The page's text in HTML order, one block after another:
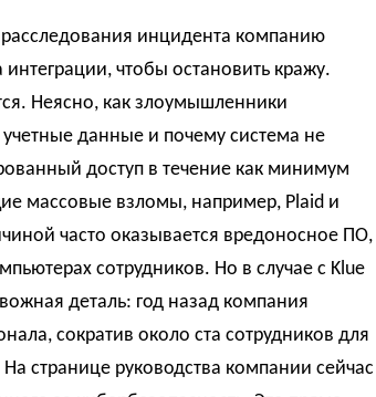
расследования инцидента компанию
чтобы остановить кражу.
Неясно, как злоумышленники
данные и почему система не
доступ в течение как минимум
массовые взломы, например, Plaid и
часто оказывается вредоносное ПО,
сотрудников. Но в случае с Klue
деталь: год назад компания
сократив около ста сотрудников для
странице руководства компании сейчас